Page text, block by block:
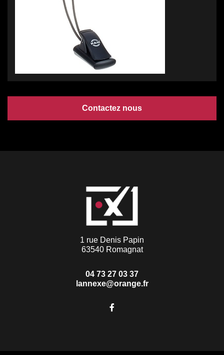
Contactez nous
1 rue Denis Papin
63540 Romagnat
04 73 27 03 37
lannexe@orange.fr